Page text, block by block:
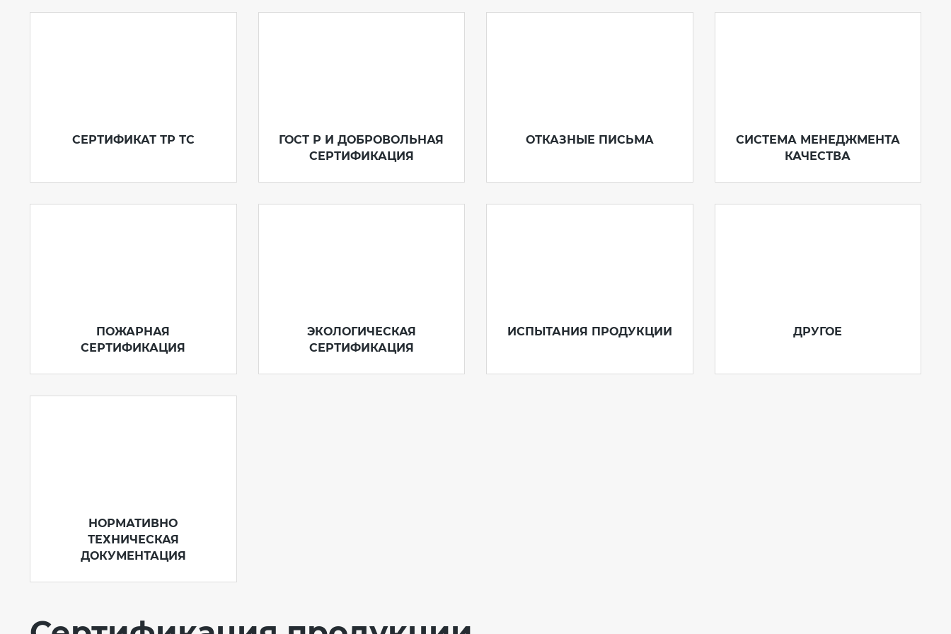
СЕРТИФИКАТ ТР ТС
ГОСТ Р И ДОБРОВОЛЬНАЯ
СЕРТИФИКАЦИЯ
ОТКАЗНЫЕ ПИСЬМА
СИСТЕМА МЕНЕДЖМЕНТА
КАЧЕСТВА
ПОЖАРНАЯ
СЕРТИФИКАЦИЯ
ЭКОЛОГИЧЕСКАЯ
СЕРТИФИКАЦИЯ
ИСПЫТАНИЯ ПРОДУКЦИИ ДРУГОЕ
НОРМАТИВНО
ТЕХНИЧЕСКАЯ
ДОКУМЕНТАЦИЯ